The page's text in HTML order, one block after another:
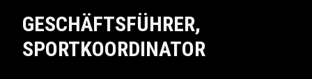
GESCHÄFTSFÜHRER,
SPORTKOORDINATOR